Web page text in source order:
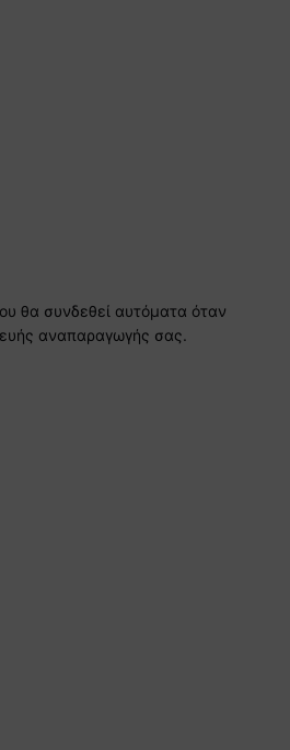
θα συνδεθεί αυτόματα όταν
αναπαραγωγής σας.